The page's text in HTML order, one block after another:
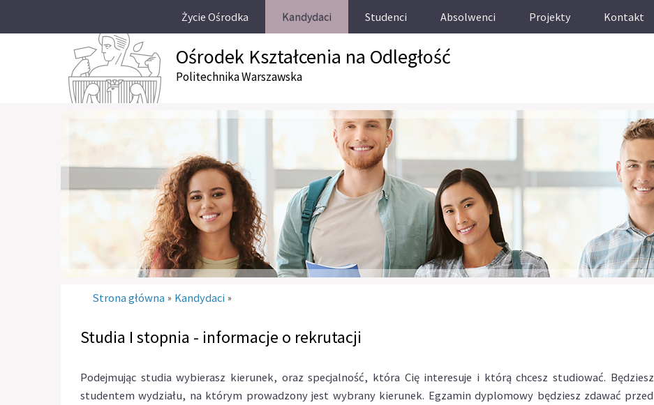
Życie Ośrodka Kandydaci Studenci Absolwenci Projekty Kontakt
Ośrodek Kształcenia na Odległość
Politechnika Warszawska
Strona główna » Kandydaci »
Studia I stopnia - informacje o rekrutacji
Podejmując studia wybierasz kierunek, oraz specjalność, która Cię interesuje i którą chcesz studiować. Będziesz
studentem wydziału, na którym prowadzony jest wybrany kierunek. Egzamin dyplomowy będziesz zdawać przed